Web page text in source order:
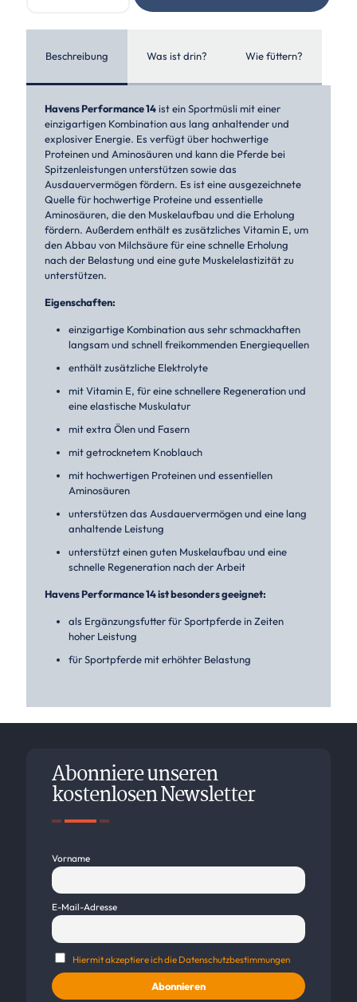
Beschreibung Was ist drin? Wie füttern?
Havens Performance 14ist ein Sportmüsli mit einer
einzigartigen Kombination aus lang anhaltender und
explosiver Energie. Es verfügt über hochwertige
Proteinen und Aminosäuren und kann die Pferde bei
Spitzenleistungen unterstützen sowie das
Ausdauervermögen fördern. Es ist eine ausgezeichnete
Quelle für hochwertige Proteine und essentielle
Aminosäuren, die den Muskelaufbau und die Erholung
fördern. Außerdem enthält es zusätzliches Vitamin E, um
den Abbau von Milchsäure für eine schnelle Erholung
nach der Belastung und eine gute Muskelelastizität zu
unterstützen.
Eigenschaften:
einzigartige Kombination aus sehr schmackhaften
langsam und schnell freikommenden Energiequellen
enthält zusätzliche Elektrolyte
mit Vitamin E, für eine schnellere Regeneration und
eine elastische Muskulatur
mit extra Ölen und Fasern
mit getrocknetem Knoblauch
mit hochwertigen Proteinen und essentiellen
Aminosäuren
unterstützen das Ausdauervermögen und eine lang
anhaltende Leistung
unterstützt einen guten Muskelaufbau und eine
schnelle Regeneration nach der Arbeit
Havens Performance 14 ist besonders geeignet:
als Ergänzungsfutter für Sportpferde in Zeiten
hoher Leistung
für Sportpferde mit erhöhter Belastung
Abonniere unseren
kostenlosen Newsletter
Vorname
E-Mail-Adresse
Hiermit akzeptiere ich die Datenschutzbestimmungen